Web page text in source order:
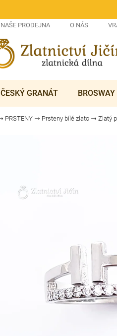
NAŠE PRODEJNA O NÁS
ČESKÝ GRANÁT BROSWAY
PRSTENY Prsteny bílé zlato Zlatý